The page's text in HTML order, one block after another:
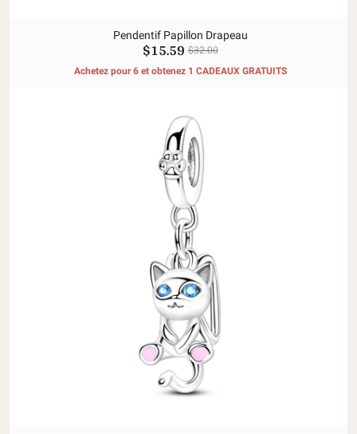
Pendentif Papillon Drapeau
$15.59 $32.00
Achetez pour 6 et obtenez 1 CADEAUX GRATUITS